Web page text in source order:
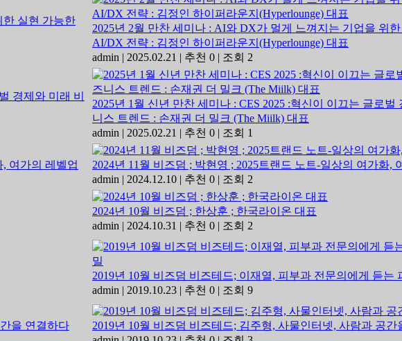
2025년 2월 만찬 세미나 : AI와 DX가 멀게 느껴지는 기업을 위
AI/DX 전략 : 김정인 하이퍼라운지(Hyperlounge) 대표
admin | 2025.02.21 | 추천 0 | 조회 2
2025년 1월 신년 만찬 세미나 : CES 2025 :혁신이 이끄는 글로벌
니스 트렌드 : 손재권 더 밀크 (The Miilk) 대표
admin | 2025.02.21 | 추천 0 | 조회 1
2024년 11월 비즈덤 ; 박현영 ; 2025트랜드 노트-일상의 여가화,
admin | 2024.12.10 | 추천 0 | 조회 2
2024년 10월 비즈덤 ; 한상훈 ; 한국라이온 대표
admin | 2024.10.31 | 추천 0 | 조회 2
2019년 10월 비즈덤 비즈테드; 이재열, 피부과 전문의에게 듣는
admin | 2019.10.23 | 추천 0 | 조회 9
2019년 10월 비즈덤 비즈테드; 김주형, 사물인터넷, 사람과 공간